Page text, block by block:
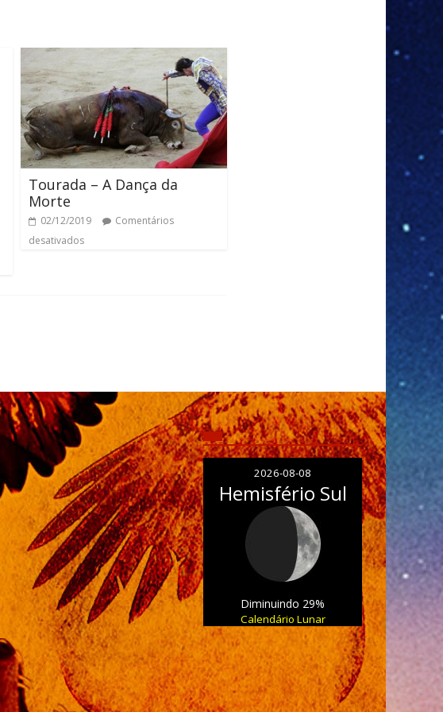
Tourada – A Dança da
Morte
02/12/2019
Comentários
desativados
2026-08-08
Hemisfério Sul
Diminuindo 29%
Calendário Lunar